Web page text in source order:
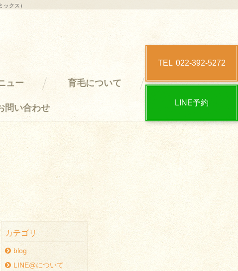
クス）
ュー 育毛について
問い合わせ
カテゴリ
blog
LINE@について
TEL 022-392-5272
LINE予約